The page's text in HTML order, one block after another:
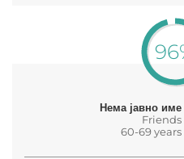
Нема јавно име
Friends
60-69 years